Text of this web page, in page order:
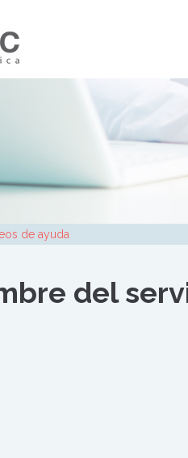
de ayuda
del